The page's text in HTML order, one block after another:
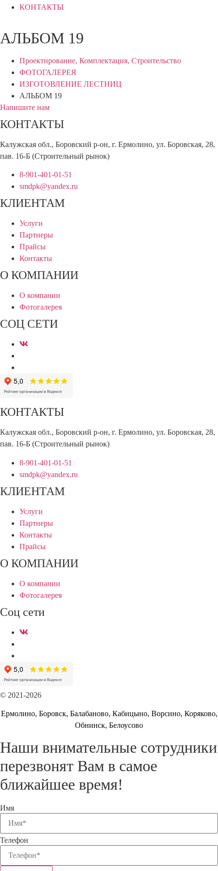
КОНТАКТЫ
АЛЬБОМ 19
Проектирование, Комплектация, Строительство
ФОТОГАЛЕРЕЯ
ИЗГОТОВЛЕНИЕ ЛЕСТНИЦ
АЛЬБОМ 19
Напишите нам
КОНТАКТЫ
Калужская обл., Боровский р-он, г. Ермолино, ул. Боровская, 28,
пав. 16-Б (Строительный рынок)
8-901-401-01-51
smdpk@yandex.ru
КЛИЕНТАМ
Услуги
Партнеры
Прайсы
Контакты
О КОМПАНИИ
О компании
Фотогалерея
СОЦ СЕТИ
КОНТАКТЫ
Калужская обл., Боровский р-он, г. Ермолино, ул. Боровская, 28,
пав. 16-Б (Строительный рынок)
8-901-401-01-51
smdpk@yandex.ru
КЛИЕНТАМ
Услуги
Партнеры
Контакты
Прайсы
О КОМПАНИИ
О компании
Фотогалерея
Соц сети
© 2021-2026
Ермолино, Боровск, Балабаново, Кабицыно, Ворсино, Коряково,
Обнинск, Белоусово
Наши внимательные сотрудники
перезвонят Вам в самое
ближайшее время!
Имя
Телефон